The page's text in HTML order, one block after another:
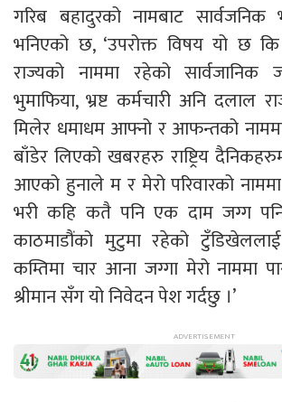
गरिब बहादुरको नामबाट सार्वजनिक
भनिएको छ, ‘उपरोक्त विषय यो छ
राज्यको नाममा रहेको सार्वजानिक
भुमाफिया, भ्रष्ट कर्मचारी अनि दलाल
मिलेर धमाधम आफ्नो र आफन्तको
बाँडेर लिएको खबरहरु राष्ट्रिय
आएको हुनाले म र मेरो परिवारको
भरी कहि कतै पनि एक दाम जग्ग
काठमाडौंको मुटुमा रहेको टुँडिखेललाई
कम्तिमा चार आना जग्गा मेरो नाममा
श्रीमान सँग यो निवेदन पेश गर्दछु ।’